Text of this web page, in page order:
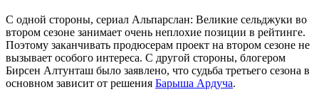
С одной стороны, сериал Альпарслан: Великие сельджуки во
втором сезоне занимает очень неплохие позиции в рейтинге.
Поэтому заканчивать продюсерам проект на втором сезоне не
вызывает особого интереса. С другой стороны, блогером
Бирсен Алтунташ было заявлено, что судьба третьего сезона в
основном зависит от решения Барыша Ардуча.